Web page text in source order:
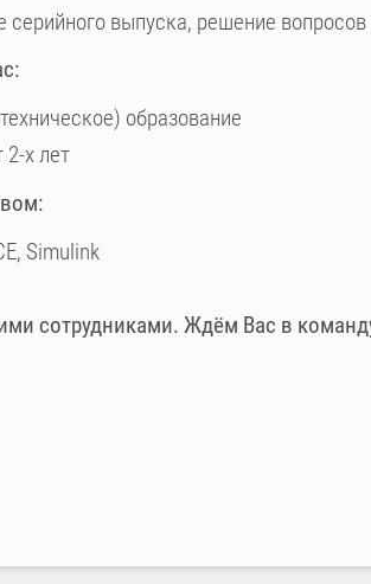
выпуска, решение
образование
х лет
Simulink
сотрудниками. Ждём Вас в